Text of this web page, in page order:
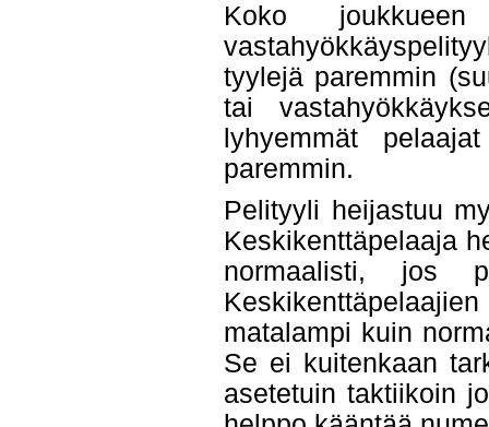
Koko
tyylejä paremmin
tai
lyhyemmät
paremmin.
Pelityyli heijastuu
Keskikenttäpelaaja
normaalisti, jos
matalampi kuin
Se ei kuitenkaan
asetetuin taktiikoin